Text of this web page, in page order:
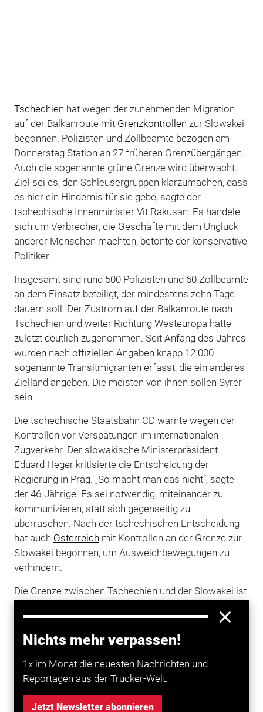
Nichts mehr verpassen!
1x im Monat die neuesten Nachrichten und
Reportagen aus der Trucker-Welt.
Jetzt Newsletter abonnieren
Tschechien hat wegen der zunehmenden Migration
auf der Balkanroute mit Grenzkontrollen zur Slowakei
begonnen. Polizisten und Zollbeamte bezogen am
Donnerstag Station an 27 früheren Grenzübergängen.
Auch die sogenannte grüne Grenze wird überwacht.
Ziel sei es, den Schleusergruppen klarzumachen, dass
es hier ein Hindernis für sie gebe, sagte der
tschechische Innenminister Vit Rakusan. Es handele
sich um Verbrecher, die Geschäfte mit dem Unglück
anderer Menschen machten, betonte der konservative
Politiker.
Insgesamt sind rund 500 Polizisten und 60 Zollbeamte
an dem Einsatz beteiligt, der mindestens zehn Tage
dauern soll. Der Zustrom auf der Balkanroute nach
Tschechien und weiter Richtung Westeuropa hatte
zuletzt deutlich zugenommen. Seit Anfang des Jahres
wurden nach offiziellen Angaben knapp 12.000
sogenannte Transitmigranten erfasst, die ein anderes
Zielland angeben. Die meisten von ihnen sollen Syrer
sein.
Die tschechische Staatsbahn CD warnte wegen der
Kontrollen vor Verspätungen im internationalen
Zugverkehr. Der slowakische Ministerpräsident
Eduard Heger kritisierte die Entscheidung der
Regierung in Prag. „So macht man das nicht“, sagte
der 46-Jährige. Es sei notwendig, miteinander zu
kommunizieren, statt sich gegenseitig zu
überraschen. Nach der tschechischen Entscheidung
hat auch Österreich mit Kontrollen an der Grenze zur
Slowakei begonnen, um Ausweichbewegungen zu
verhindern.
Die Grenze zwischen Tschechien und der Slowakei ist
grenzkontrollfreien Schengenraum an. Sie bildeten bis
zur friedlichen Teilung zum 1. Januar 1993 einen
gemeinsamen Staat, die Tschechoslowakei.